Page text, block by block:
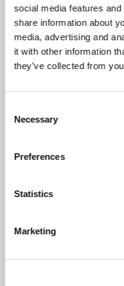
social media features
share information about
media, advertising and
it with other information
they’ve collected from
Selection
Necessary
Preferences
Statistics
Marketing
Online - webinar| 21/09/
Master Executive Iva
Guida alla disciplina
Il Master ha l'obiettivo
celere ed efficace le
Percorso IVA
Primo indirizzo del